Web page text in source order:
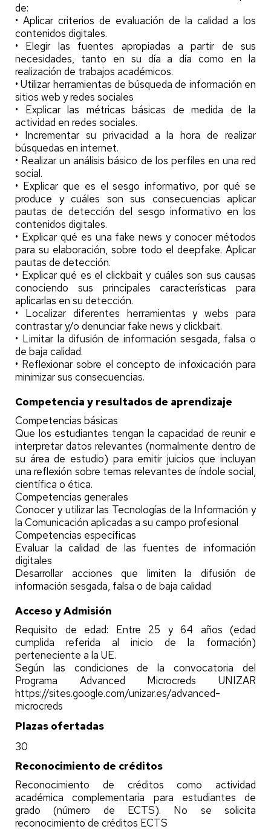
de:
• Aplicar criterios de evaluación de la calidad a los
contenidos digitales.
• Elegir las fuentes apropiadas a partir de sus
necesidades, tanto en su día a día como en la
realización de trabajos académicos.
• Utilizar herramientas de búsqueda de información en
sitios web y redes sociales
• Explicar las métricas básicas de medida de la
actividad en redes sociales.
• Incrementar su privacidad a la hora de realizar
búsquedas en internet.
• Realizar un análisis básico de los perfiles en una red
social.
• Explicar que es el sesgo informativo, por qué se
produce y cuáles son sus consecuencias aplicar
pautas de detección del sesgo informativo en los
contenidos digitales.
• Explicar qué es una fake news y conocer métodos
para su elaboración, sobre todo el deepfake. Aplicar
pautas de detección.
• Explicar qué es el clickbait y cuáles son sus causas
conociendo sus principales características para
aplicarlas en su detección.
• Localizar diferentes herramientas y webs para
contrastar y/o denunciar fake news y clickbait.
• Limitar la difusión de información sesgada, falsa o
de baja calidad.
• Reflexionar sobre el concepto de infoxicación para
minimizar sus consecuencias.
Competencia y resultados de aprendizaje
Competencias básicas
Que los estudiantes tengan la capacidad de reunir e
interpretar datos relevantes (normalmente dentro de
su área de estudio) para emitir juicios que incluyan
una reflexión sobre temas relevantes de índole social,
científica o ética.
Competencias generales
Conocer y utilizar las Tecnologías de la Información y
la Comunicación aplicadas a su campo profesional
Competencias específicas
Evaluar la calidad de las fuentes de información
digitales
Desarrollar acciones que limiten la difusión de
información sesgada, falsa o de baja calidad
Acceso y Admisión
Requisito de edad: Entre 25 y 64 años (edad
cumplida referida al inicio de la formación)
perteneciente a la UE.
Según las condiciones de la convocatoria del
Programa Advanced Microcreds UNIZAR
https://sites.google.com/unizar.es/advanced-
microcreds
Plazas ofertadas
30
Reconocimiento de créditos
Reconocimiento de créditos como actividad
académica complementaria para estudiantes de
grado (número de ECTS). No se solicita
reconocimiento de créditos ECTS